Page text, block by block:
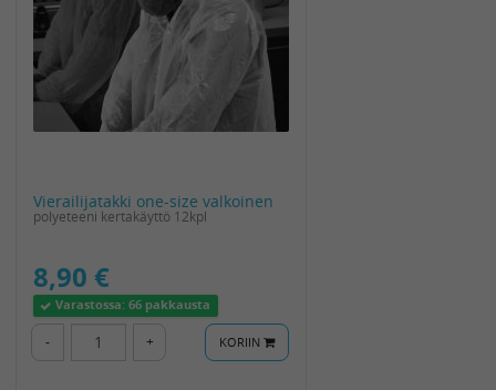
Vierailijatakki one-size valkoinen
polyeteeni kertakäyttö 12kpl
8,90 €
Varastossa:66 pakkausta
- + KORIIN